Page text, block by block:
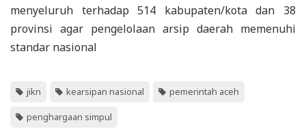
menyeluruh terhadap 514 kabupaten/kota dan 38
provinsi agar pengelolaan arsip daerah memenuhi
standar nasional
jikn kearsipan nasional pemerintah aceh
penghargaan simpul